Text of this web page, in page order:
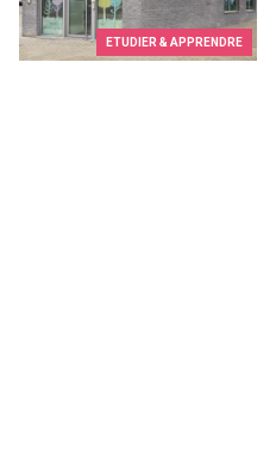
ETUDIER & APPRENDRE